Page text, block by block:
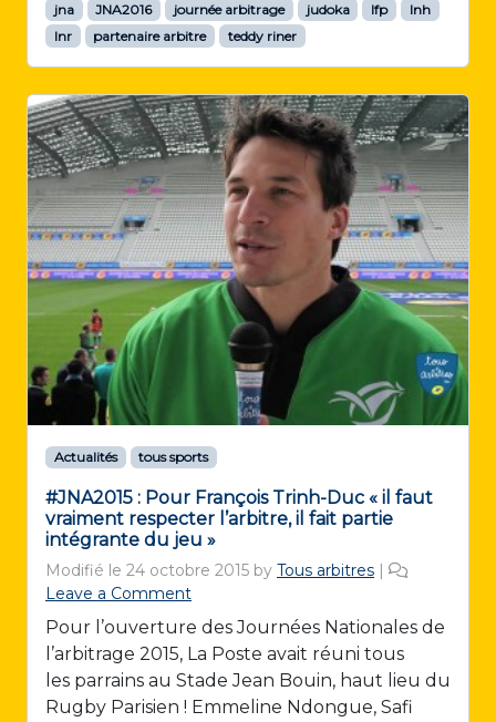
jna JNA2016 journée arbitrage judoka lfp
lnh
lnr
partenaire arbitre teddy riner
Actualités tous sports
#JNA2015 : Pour François Trinh-Duc « il faut
vraiment respecter l’arbitre, il fait partie
intégrante du jeu »
Modifié le 24 octobre 2015 by Tous arbitres |
Leave a Comment
Pour l’ouverture des Journées Nationales de
l’arbitrage 2015, La Poste avait réuni tous
les parrains au Stade Jean Bouin, haut lieu du
Rugby Parisien ! Emmeline Ndongue, Safi